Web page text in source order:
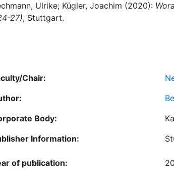
Ulrike; Kügler, Joachim (2020):
27), Stuttgart.
Chair:
Body:
Information:
of publication: